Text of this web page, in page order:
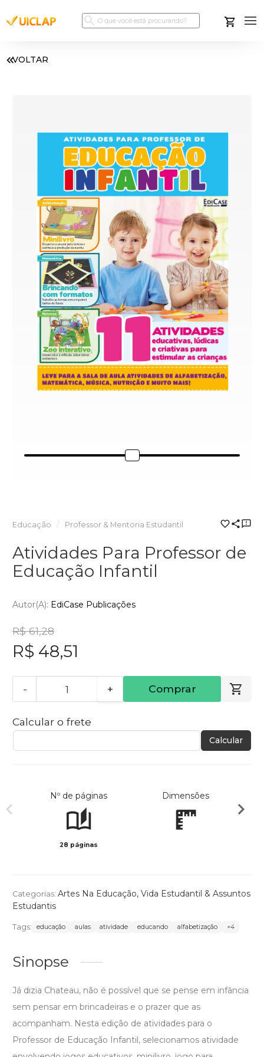
VOLTAR
Educação Professor & Mentoria Estudantil
Atividades Para Professor de
Educação Infantil
Autor(a): EdiCase Publicações
R$ 61,28
R$ 48,51
- + Comprar
Calcular o frete
Calcular
Nº de páginas
28 páginas
Dimensões
Categorias: Artes Na Educação, Vida Estudantil & Assuntos
Estudantis
Tags: educação aulas atividade educando alfabetização +4
Sinopse
Já dizia Chateau, não é possível que se pense em infância
sem pensar em brincadeiras e o prazer que as
acompanham. Nesta edição de atividades para o
Professor de Educação Infantil, selecionamos atividade